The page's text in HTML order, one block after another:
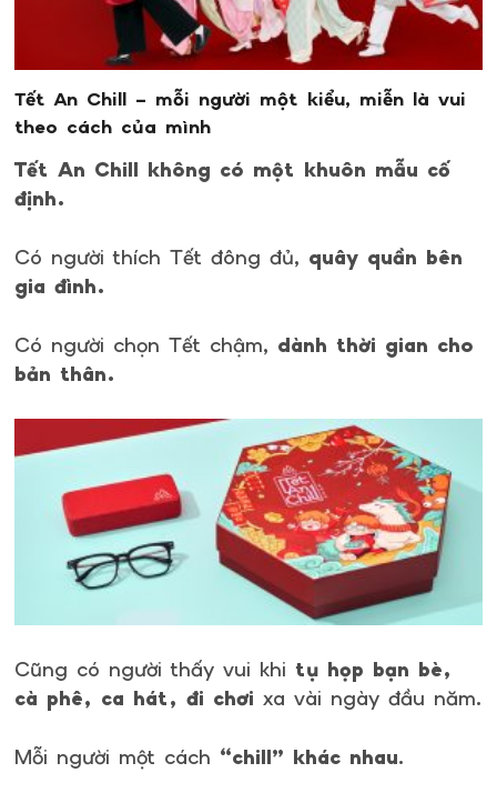
Tết An Chill – mỗi người một kiểu, miễn là vui
theo cách của mình
Tết An Chill không có một khuôn mẫu cố
định.
Có người thích Tết đông đủ, quây quần bên
gia đình.
Có người chọn Tết chậm, dành thời gian cho
bản thân.
Cũng có người thấy vui khi tụ họp bạn bè,
cà phê, ca hát, đi chơi xa vài ngày đầu năm.
Mỗi người một cách “chill” khác nhau.